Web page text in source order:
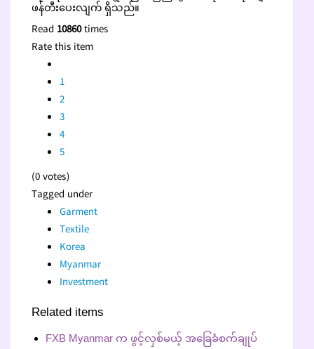
ဖန်တီးပေးလျက် ရှိသည်။
Read 10860times
Rate this item
1
2
3
4
5
(0 votes)
Tagged under
Garment
Textile
Korea
Myanmar
Investment
Related items
FXB Myanmar က ဖွင့်လှစ်မယ့် အခြေခံစက်ချုပ်